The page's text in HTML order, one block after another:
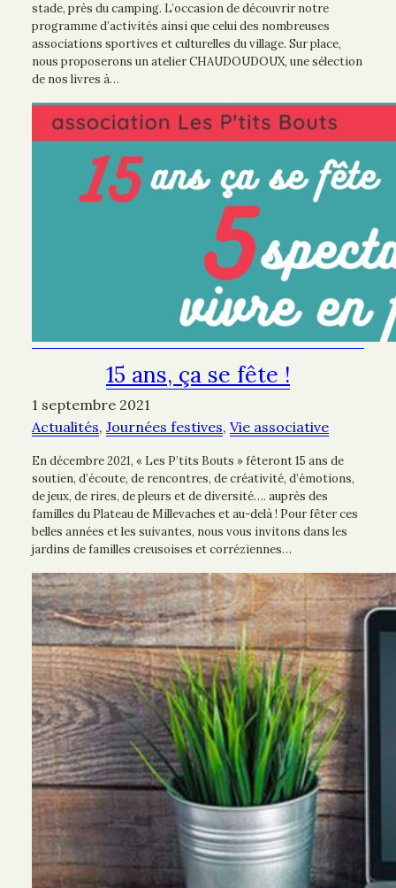
stade, près du camping. L’occasion de découvrir notre
programme d’activités ainsi que celui des nombreuses
associations sportives et culturelles du village. Sur place,
nous proposerons un atelier CHAUDOUDOUX, une sélection
de nos livres à…
15 ans, ça se fête !
1 septembre 2021
Actualités, Journées festives, Vie associative
En décembre 2021, « Les P’tits Bouts » fêteront 15 ans de
soutien, d’écoute, de rencontres, de créativité, d’émotions,
de jeux, de rires, de pleurs et de diversité…. auprès des
familles du Plateau de Millevaches et au-delà ! Pour fêter ces
belles années et les suivantes, nous vous invitons dans les
jardins de familles creusoises et corréziennes…